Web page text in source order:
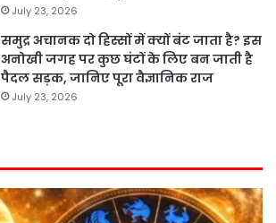
July 23, 2026
समुद्र अचानक दो हिस्सों में क्यों बंट जाता है? इस
अनोखी जगह पर कुछ घंटों के लिए बन जाती है
पैदल सड़क, जानिए पूरा वैज्ञानिक राज
July 23, 2026